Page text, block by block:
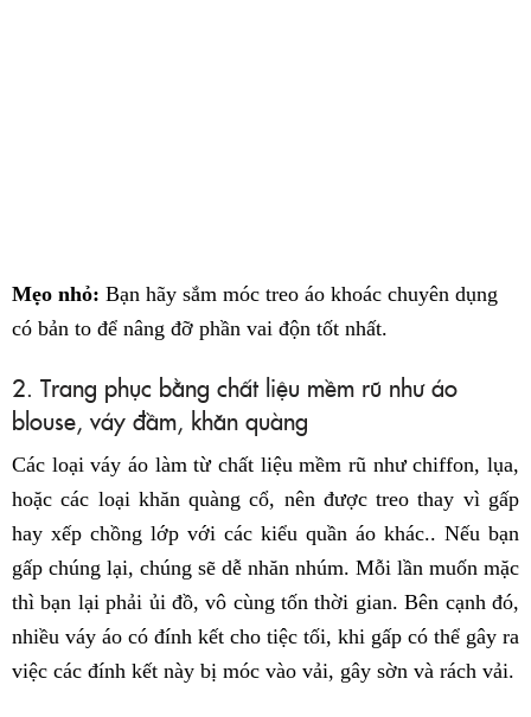
Mẹo nhỏ: Bạn hãy sắm móc treo áo khoác chuyên dụng
có bản to để nâng đỡ phần vai độn tốt nhất.
2. Trang phục bằng chất liệu mềm rũ như áo
blouse, váy đầm, khăn quàng
Các loại váy áo làm từ chất liệu mềm rũ như chiffon, lụa,
hoặc các loại khăn quàng cổ, nên được treo thay vì gấp
hay xếp chồng lớp với các kiểu quần áo khác.. Nếu bạn
gấp chúng lại, chúng sẽ dễ nhăn nhúm. Mỗi lần muốn mặc
thì bạn lại phải ủi đồ, vô cùng tốn thời gian. Bên cạnh đó,
nhiều váy áo có đính kết cho tiệc tối, khi gấp có thể gây ra
việc các đính kết này bị móc vào vải, gây sờn và rách vải.